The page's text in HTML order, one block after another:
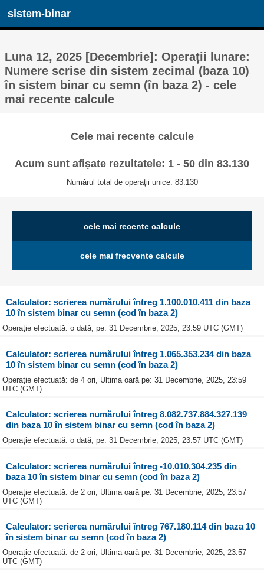
sistem-binar
Luna 12, 2025 [Decembrie]: Operații lunare:
Numere scrise din sistem zecimal (baza 10)
în sistem binar cu semn (în baza 2) - cele
mai recente calcule
Cele mai recente calcule
Acum sunt afișate rezultatele: 1 - 50 din 83.130
Numărul total de operații unice: 83.130
cele mai recente calcule
cele mai frecvente calcule
Calculator: scrierea numărului întreg 1.100.010.411 din baza
10 în sistem binar cu semn (cod în baza 2)
Operație efectuată: o dată, pe: 31 Decembrie, 2025, 23:59 UTC (GMT)
Calculator: scrierea numărului întreg 1.065.353.234 din baza
10 în sistem binar cu semn (cod în baza 2)
Operație efectuată: de 4 ori, Ultima oară pe: 31 Decembrie, 2025, 23:59
UTC (GMT)
Calculator: scrierea numărului întreg 8.082.737.884.327.139
din baza 10 în sistem binar cu semn (cod în baza 2)
Operație efectuată: o dată, pe: 31 Decembrie, 2025, 23:57 UTC (GMT)
Calculator: scrierea numărului întreg -10.010.304.235 din
baza 10 în sistem binar cu semn (cod în baza 2)
Operație efectuată: de 2 ori, Ultima oară pe: 31 Decembrie, 2025, 23:57
UTC (GMT)
Calculator: scrierea numărului întreg 767.180.114 din baza 10
în sistem binar cu semn (cod în baza 2)
Operație efectuată: de 2 ori, Ultima oară pe: 31 Decembrie, 2025, 23:57
UTC (GMT)